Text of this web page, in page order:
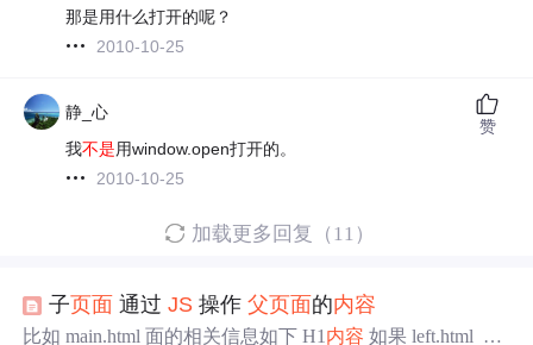
那是用什么打开的呢？
2010-10-25
静_心
我不是用window.open打开的。
2010-10-25
赞
加载更多回复（11）
子页面 通过JS 操作父页面的内容
比如 main.html 面的相关信息如下 H1 内容 如果 left.html 中